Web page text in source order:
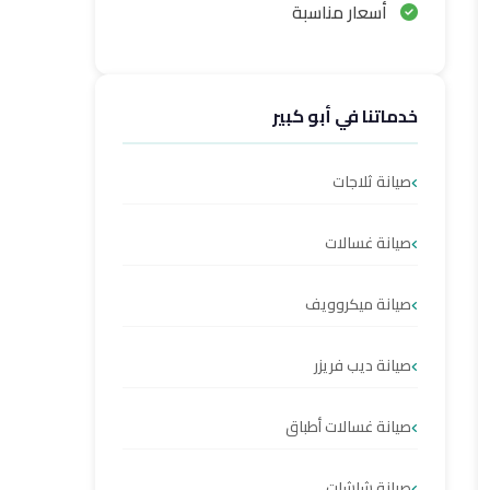
أسعار مناسبة
خدماتنا في أبو كبير
صيانة ثلاجات
صيانة غسالات
صيانة ميكروويف
صيانة ديب فريزر
صيانة غسالات أطباق